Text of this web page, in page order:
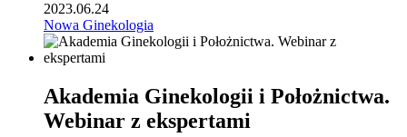
2023.06.24
Nowa Ginekologia
Akademia Ginekologii i Położnictwa.
Webinar z ekspertami